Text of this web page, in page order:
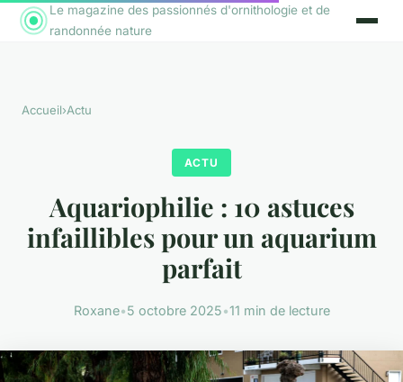
Le magazine des passionnés d'ornithologie et de
randonnée nature
Accueil›Actu
ACTU
Aquariophilie : 10 astuces
infaillibles pour un aquarium
parfait
Roxane•5 octobre 2025•11 min de lecture